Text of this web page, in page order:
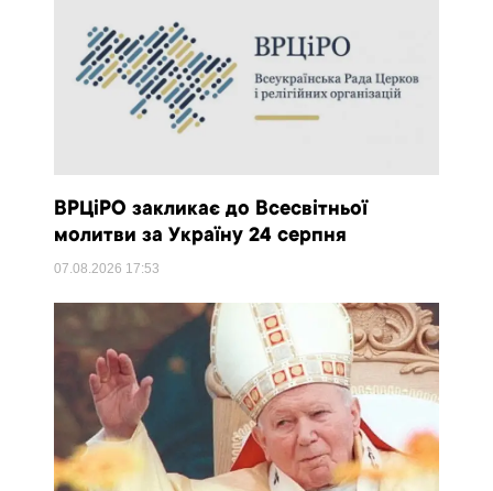
ВРЦіРО закликає до Всесвітньої
молитви за Україну 24 серпня
07.08.2026 17:53